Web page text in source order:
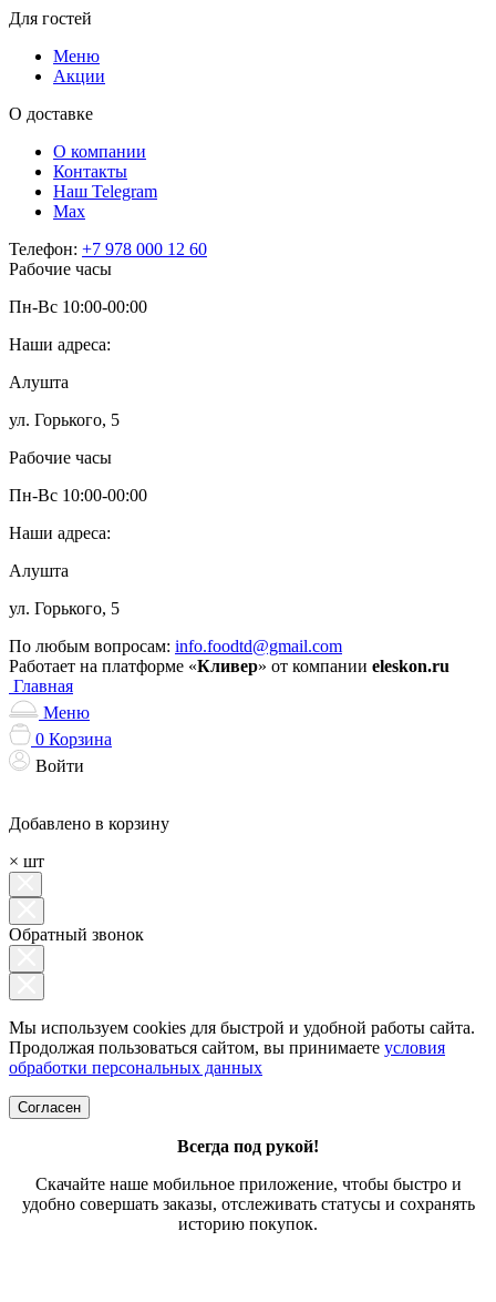
Для гостей
Меню
Акции
О доставке
О компании
Контакты
Наш Telegram
Мах
Телефон: +7 978 000 12 60
Рабочие часы
Пн-Вс 10:00-00:00
Наши адреса:
Алушта
ул. Горького, 5
Рабочие часы
Пн-Вс 10:00-00:00
Наши адреса:
Алушта
ул. Горького, 5
По любым вопросам: info.foodtd@gmail.com
Работает на платформе «Кливер» от компании eleskon.ru
Главная
Меню
0 Корзина
Войти
Добавлено в корзину
× шт
Обратный звонок
Мы используем cookies для быстрой и удобной работы сайта.
Продолжая пользоваться сайтом, вы принимаете условия
обработки персональных данных
Согласен
Всегда под рукой!
Скачайте наше мобильное приложение, чтобы быстро и
удобно совершать заказы, отслеживать статусы и сохранять
историю покупок.